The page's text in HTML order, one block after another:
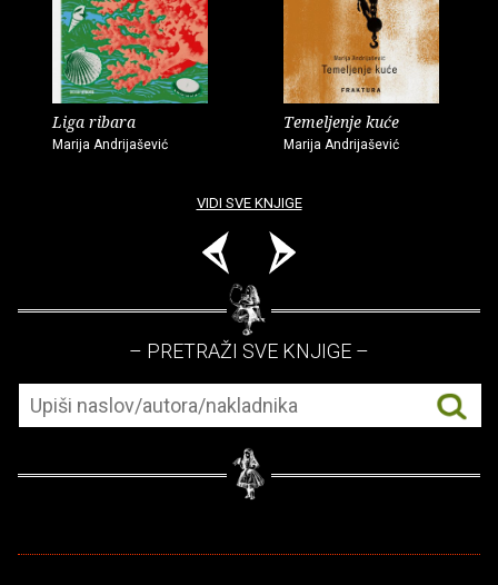
Liga ribara
Marija Andrijašević
Temeljenje kuće
Marija Andrijašević
VIDI SVE KNJIGE
– PRETRAŽI SVE KNJIGE –